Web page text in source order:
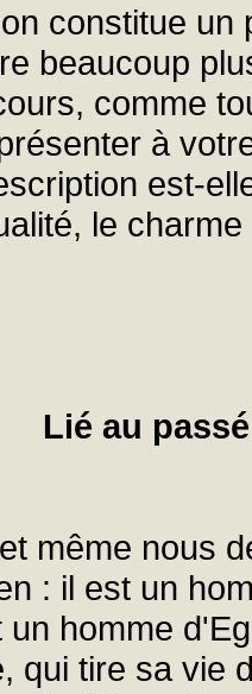
constitue
beaucoup
comme
à
est-
le
Lié au
même nous
: il est un
un homme
qui tire sa vie